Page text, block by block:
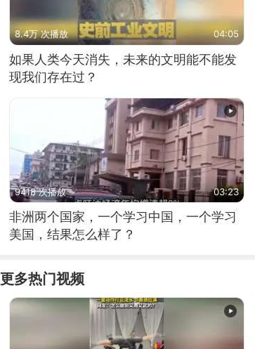
8.4万 次播放 04:05
如果人类今天消失，未来的文明能不能发
现我们存在过？
9418 次播放 03:23
非洲两个国家，一个学习中国，一个学习
美国，结果怎么样了？
更多热门视频